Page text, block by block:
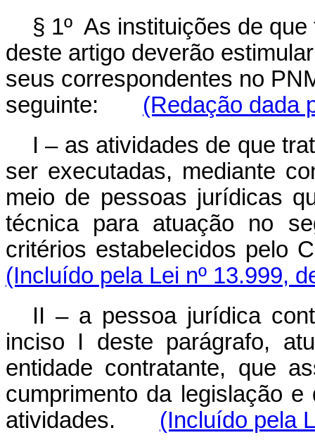
§ 1º As instituições de
deste artigo deverão
seus correspondentes no
seguinte:
(Redação dada
I – as atividades de que
ser executadas, mediante
meio de pessoas jurídicas
técnica para atuação no
critérios estabelecidos pelo
(Incluído pela Lei nº 13.999,
II – a pessoa jurídica
inciso I deste parágrafo,
entidade contratante, que
cumprimento da legislação
atividades.
(Incluído pela